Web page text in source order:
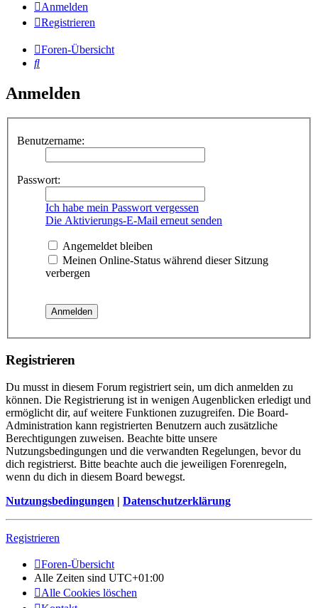
Anmelden
Registrieren
Foren-Übersicht
Suche
Anmelden
Benutzername:
Passwort:
Ich habe mein Passwort vergessen
Die Aktivierungs-E-Mail erneut senden
Angemeldet bleiben
Meinen Online-Status während dieser Sitzung
verbergen
Registrieren
Du musst in diesem Forum registriert sein, um dich anmelden zu
können. Die Registrierung ist in wenigen Augenblicken erledigt und
ermöglicht dir, auf weitere Funktionen zuzugreifen. Die Board-
Administration kann registrierten Benutzern auch zusätzliche
Berechtigungen zuweisen. Beachte bitte unsere
Nutzungsbedingungen und die verwandten Regelungen, bevor du
dich registrierst. Bitte beachte auch die jeweiligen Forenregeln,
wenn du dich in diesem Board bewegst.
Nutzungsbedingungen | Datenschutzerklärung
Registrieren
Foren-Übersicht
Alle Zeiten sind UTC+01:00
Alle Cookies löschen